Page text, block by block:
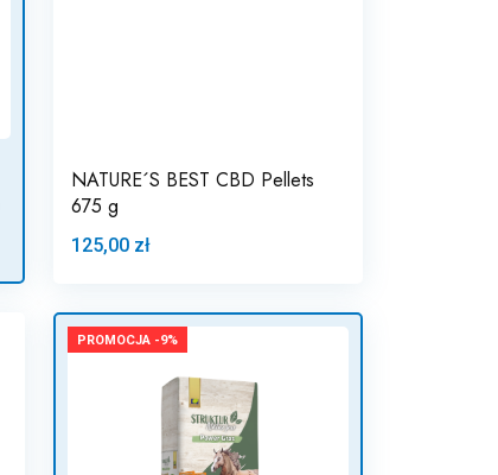
NATURE´S BEST CBD Pellets
675 g
125,00 zł
PROMOCJA -9%